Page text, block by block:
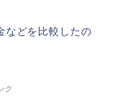
などを比較したの
ク